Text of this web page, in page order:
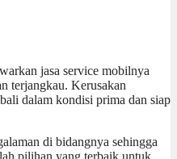
jasa service mobilnya
terjangkau. Kerusakan
dalam kondisi prima dan siap
di bidangnya sehingga
pilihan yang terbaik untuk